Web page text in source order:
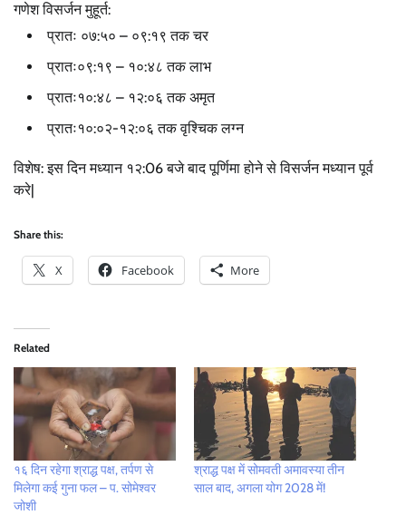
गणेश विसर्जन मुहूर्त:
प्रातः ०७:५० – ०९:१९ तक चर
प्रातः०९:१९ – १०:४८ तक लाभ
प्रातः१०:४८ – १२:०६ तक अमृत
प्रातः१०:०२-१२:०६ तक वृश्चिक लग्न
विशेष: इस दिन मध्यान १२:06 बजे बाद पूर्णिमा होने से विसर्जन मध्यान पूर्व
करे|
Share this:
X Facebook More
Related
१६ दिन रहेगा श्राद्ध पक्ष, तर्पण से
मिलेगा कई गुना फल – प. सोमेश्वर
जोशी
श्राद्ध पक्ष में सोमवती अमावस्या तीन
साल बाद, अगला योग 2028 में!